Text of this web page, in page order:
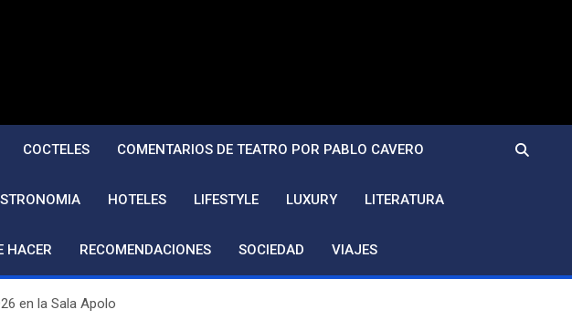
COCTELES COMENTARIOS DE TEATRO POR PABLO CAVERO
HOTELES LIFESTYLE LUXURY LITERATURA
HACER RECOMENDACIONES SOCIEDAD VIAJES
en la Sala Apolo